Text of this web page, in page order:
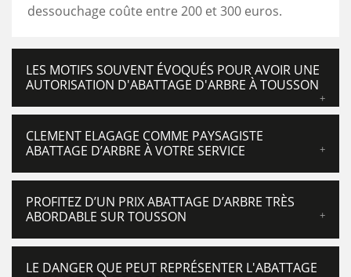
dessouchage coûte entre 200 et 300 euros.
LES MOTIFS SOUVENT ÉVOQUÉS POUR AVOIR UNE
AUTORISATION D'ABATTAGE D'ARBRE À TOUSSON
CLEMENT ELAGAGE COMME PAYSAGISTE
ABATTAGE D’ARBRE À VOTRE SERVICE
PROFITEZ D’UN PRIX ABATTAGE D’ARBRE TRÈS
ABORDABLE SUR TOUSSON
LE DANGER QUE PEUT REPRÉSENTER L'ABATTAGE